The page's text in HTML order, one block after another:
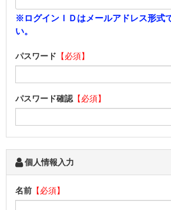
※ログインＩＤはメールアドレス形式
い。
パスワード 【必須】
パスワード確認 【必須】
個人情報入力
名前 【必須】